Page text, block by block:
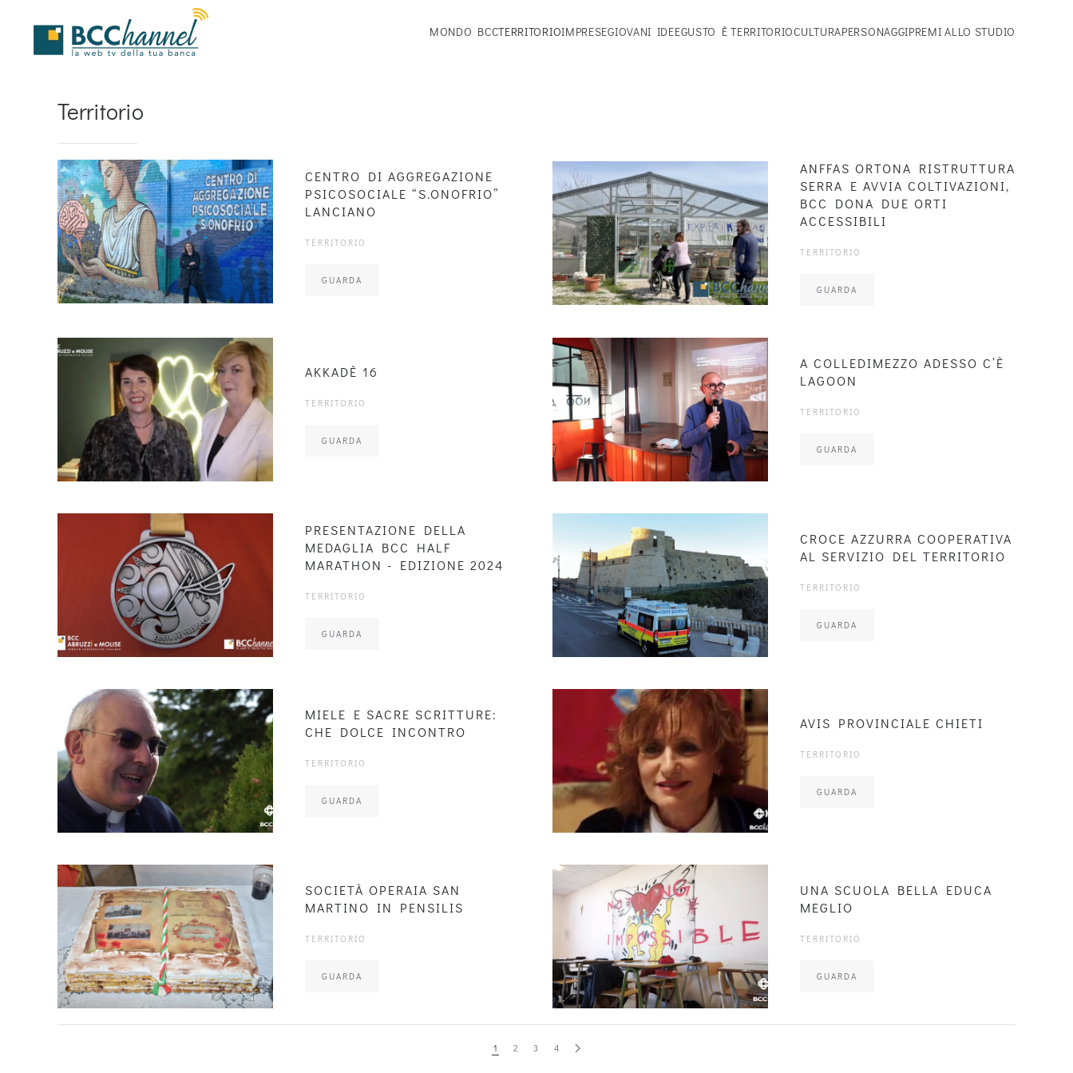
Skip to main content MONDO BCCTERRITORIOIMPRESEGIOVANI IDEEGUSTO È TERRITORIOCULTURAPERSONAGGIPREMI ALLO STUDIO
Territorio
CENTRO DI AGGREGAZIONE
PSICOSOCIALE “S.ONOFRIO”
LANCIANO
TERRITORIO
GUARDA
ANFFAS ORTONA RISTRUTTURA
SERRA E AVVIA COLTIVAZIONI,
BCC DONA DUE ORTI
ACCESSIBILI
TERRITORIO
GUARDA
AKKADÈ 16
TERRITORIO
GUARDA
A COLLEDIMEZZO ADESSO C’È
LAGOON
TERRITORIO
GUARDA
PRESENTAZIONE DELLA
MEDAGLIA BCC HALF
MARATHON - EDIZIONE 2024
TERRITORIO
GUARDA
CROCE AZZURRA COOPERATIVA
AL SERVIZIO DEL TERRITORIO
TERRITORIO
GUARDA
MIELE E SACRE SCRITTURE:
CHE DOLCE INCONTRO
TERRITORIO
GUARDA
AVIS PROVINCIALE CHIETI
TERRITORIO
GUARDA
SOCIETÀ OPERAIA SAN
MARTINO IN PENSILIS
TERRITORIO
GUARDA
UNA SCUOLA BELLA EDUCA
MEGLIO
TERRITORIO
GUARDA
1 2 3 4